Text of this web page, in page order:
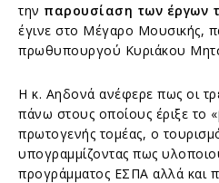
την παρουσίαση των έργων
έγινε στο Μέγαρο Μουσικής,
πρωθυπουργού Κυριάκου
Η κ. Αηδονά ανέφερε πως οι
πάνω στους οποίους έριξε το
πρωτογενής τομέας, ο
υπογραμμίζοντας πως
προγράμματος ΕΣΠΑ αλλά και